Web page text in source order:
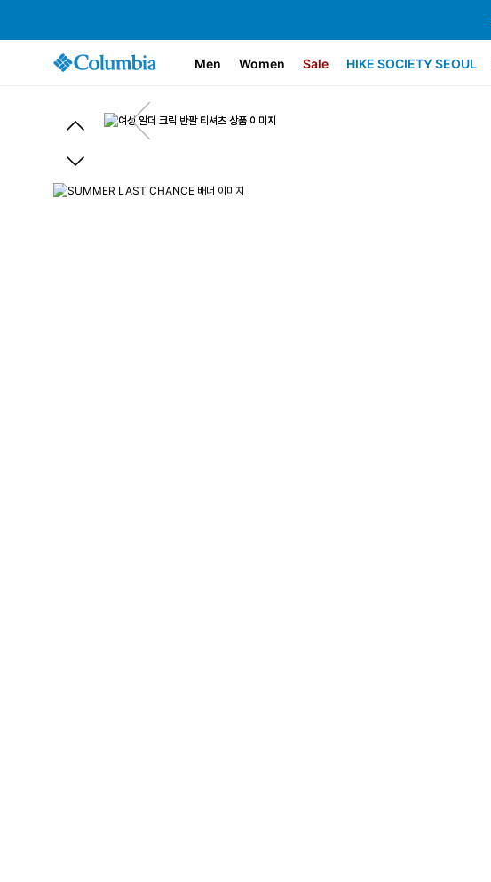
Men Women Sale HIKE SOCIETY SEOUL